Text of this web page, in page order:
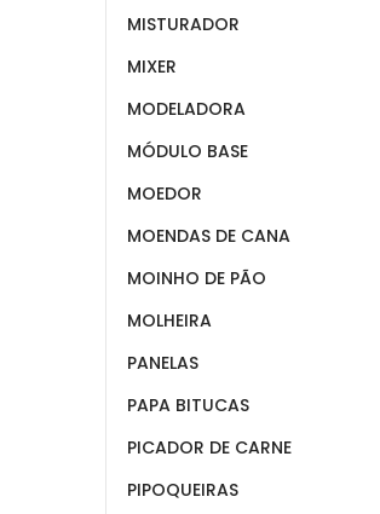
MISTURADOR
MIXER
MODELADORA
MÓDULO BASE
MOEDOR
MOENDAS DE CANA
MOINHO DE PÃO
MOLHEIRA
PANELAS
PAPA BITUCAS
PICADOR DE CARNE
PIPOQUEIRAS